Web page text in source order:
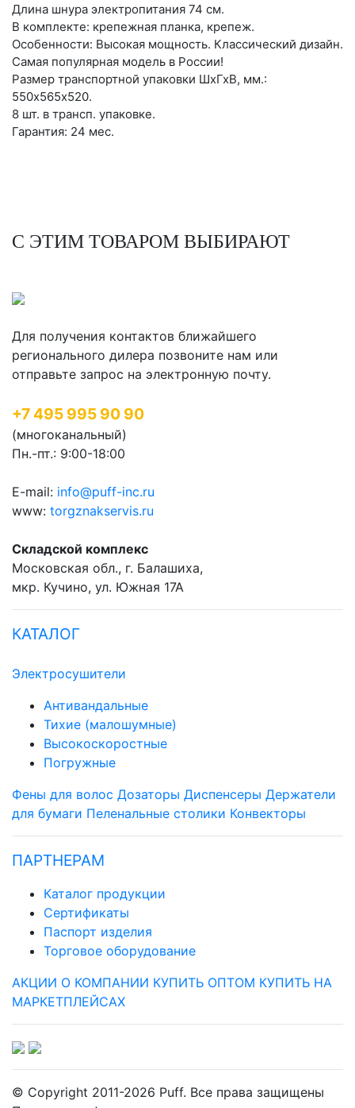
Длина шнура электропитания 74 см.
В комплекте: крепежная планка, крепеж.
Особенности: Высокая мощность. Классический дизайн.
Самая популярная модель в России!
Размер транспортной упаковки ШхГхВ, мм.:
550х565х520.
8 шт. в трансп. упаковке.
Гарантия: 24 мес.
С ЭТИМ ТОВАРОМ ВЫБИРАЮТ
Для получения контактов ближайшего
регионального дилера позвоните нам или
отправьте запрос на электронную почту.
+7 495 995 90 90
(многоканальный)
Пн.-пт.: 9:00-18:00
E-mail: info@puff-inc.ru
www: torgznakservis.ru
Складской комплекс
Московская обл., г. Балашиха,
мкр. Кучино, ул. Южная 17А
КАТАЛОГ
Электросушители
Антивандальные
Тихие (малошумные)
Высокоскоростные
Погружные
Фены для волос Дозаторы Диспенсеры Держатели
для бумаги Пеленальные столики Конвекторы
ПАРТНЕРАМ
Каталог продукции
Сертификаты
Паспорт изделия
Торговое оборудование
АКЦИИ О КОМПАНИИ КУПИТЬ ОПТОМ КУПИТЬ НА
МАРКЕТПЛЕЙСАХ
© Copyright 2011-2026 Puff. Все права защищены